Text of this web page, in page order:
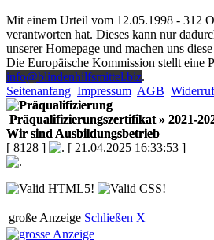
Mit einem Urteil vom 12.05.1998 - 312
verantworten hat. Dieses kann nur
unserer Homepage und machen uns
Die Europäische Kommission stellt eine
info@blindenhilfsmittel.biz.
Seitenanfang Impressum AGB Widerruf
Präqualifizierungszertifikat » 2021-
Wir sind Ausbildungsbetrieb
[ 8128 ]
[ 21.04.2025 16:33:53 ]
große Anzeige Schließen X